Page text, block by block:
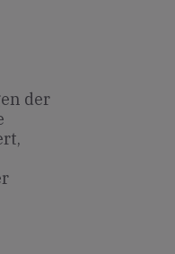
der